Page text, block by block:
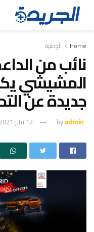
Home الوطنية
نائب من
المشيشي
جديدة عن
byadmin 12 يناير 2021